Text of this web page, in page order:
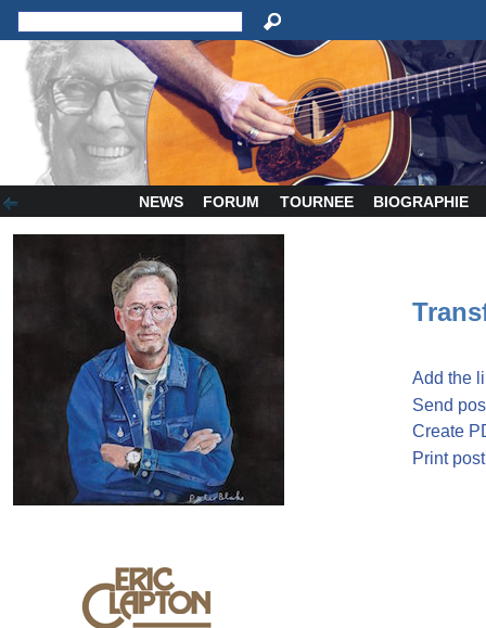
NEWS FORUM TOURNEE BIOGRAPHIE
Add the
Send
Create
Print post